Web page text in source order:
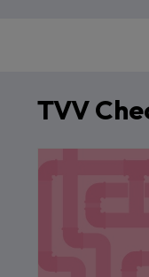
TVV